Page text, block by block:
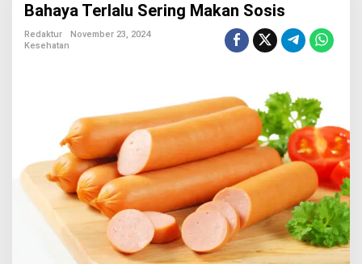
h
r
l
u
S
e
r
i
M
Bahaya Terlalu Sering Makan Sosis
Redaktur
November 23, 2024
Kesehatan